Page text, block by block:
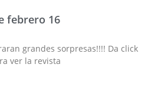
febrero 16
grandes sorpresas!!!! Da click
ver la revista